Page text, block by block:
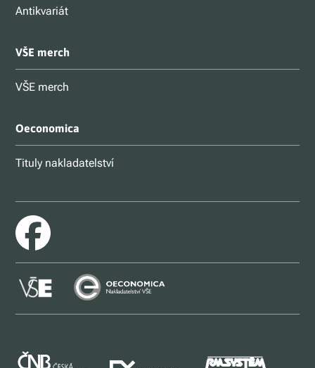
Antikvariát
VŠE merch
VŠE merch
Oeconomica
Tituly nakladatelství